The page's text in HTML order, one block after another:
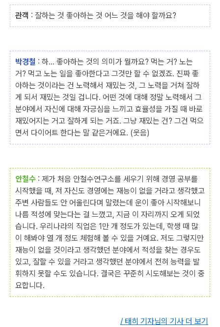
관객 : 잘하는 것 좋아하는 것 어느 것을 해야 할까요?
박경철 : 하... 좋아하는 것의 의미가 뭘까요? 먹는 거? 노는
거? 먹고 노는 일을 좋아한다고 그것만 할 수 없겠죠. 진짜 좋
아하는 것이라는 건 노력해서 재밌는 것, 그 노력을 거쳐 잘하
게 되서 재밌는 것일 겁니다. 어떤 것에 대해 정말 노력해서 그
분야에서 자신에 대해 자긍심을 느끼고 효율성을 가질 때 바로
재밌어지는 거고 잘하게 되는 거죠. 그냥 재밌는 건? 그건 먹으
면서 다이어트 한다는 말 같은거에요. (웃음)
안철수 : 제가 처음 안철수연구소를 세우기 위해 경영 공부를
시작했을 때, 저 자신도 경영에는 재능이 없을 거라고 생각했고
주변 사람들도 안 어울린다며 말렸는데 운이 좋아 시작해보니
나름 적성에 맞는다는 걸 느꼈고, 지금 이 자리까지 오게 되었
습니다. 우리나라의 직업은 1만 개 정도가 있는데, 학생 때 많
이 해봐야 열 개 정도 체험해 볼 수 있을 거예요. 저도 그렇지만
재능이 없을 것이라고 생각했던 분야에서 적성을 찾는 경우도
있고, 잘할 수 있을 거라고 생각했던 분야에서 전혀 능력을 발
휘하지 못할 수도 있습니다. 결국은 꾸준히 시도해보는 것이 중
요합니다.
/ 태히 기자님의 기사 더 보기